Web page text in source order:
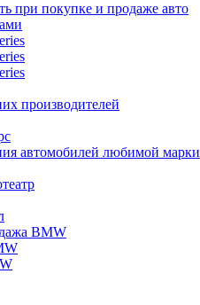
при покупке и продаже авто
производителей
автомобилей любимой марки
BMW